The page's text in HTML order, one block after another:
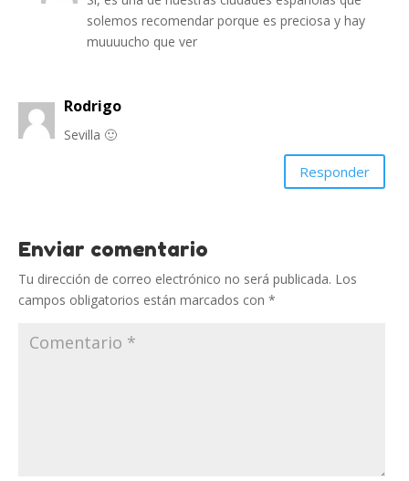
solemos recomendar porque es preciosa y hay
muuuucho que ver
Rodrigo
Sevilla 🙂
Responder
Enviar comentario
Tu dirección de correo electrónico no será publicada. Los
campos obligatorios están marcados con *